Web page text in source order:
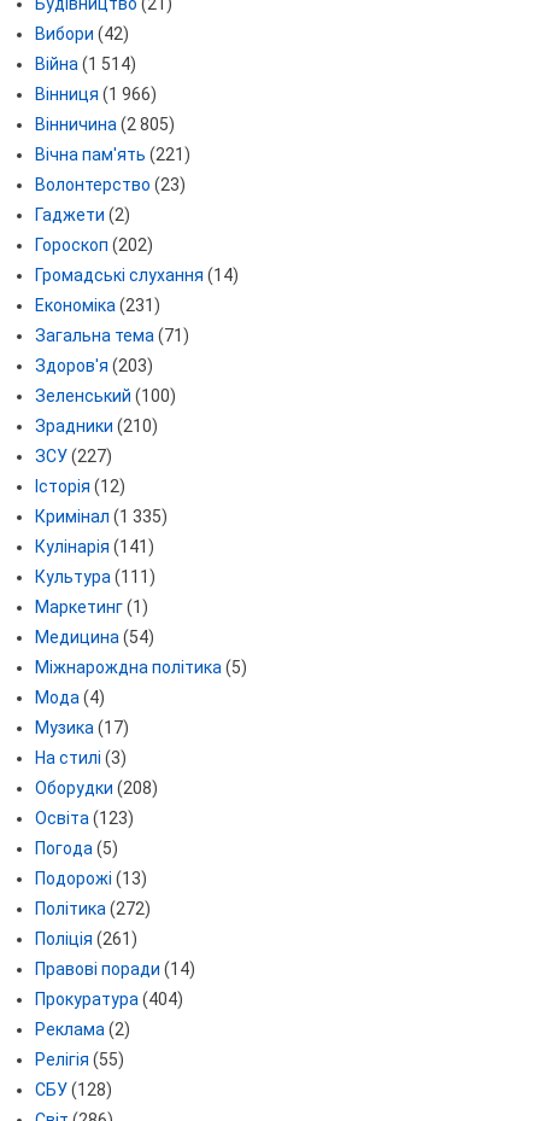
Вибори (42)
Війна (1 514)
Вінниця (1 966)
Вінничина (2 805)
Вічна пам'ять (221)
Волонтерство (23)
Гаджети (2)
Гороскоп (202)
Громадські слухання (14)
Економіка (231)
Загальна тема (71)
Здоров'я (203)
Зеленський (100)
Зрадники (210)
ЗСУ(227)
Історія (12)
Кримінал (1 335)
Кулінарія (141)
Культура (111)
Маркетинг(1)
Медицина (54)
Міжнарождна політика (5)
Мода (4)
Музика (17)
На стилі (3)
Оборудки (208)
Освіта (123)
Погода (5)
Подорожі (13)
Політика (272)
Поліція (261)
Правові поради (14)
Прокуратура (404)
Реклама (2)
Релігія (55)
СБУ(128)